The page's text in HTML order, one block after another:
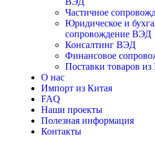
Частичное
Юридическое и
сопровождение ВЭД
Консалтинг ВЭД
Финансовое
Поставки товаров из
О нас
Импорт из Китая
FAQ
Наши проекты
Полезная информация
Контакты